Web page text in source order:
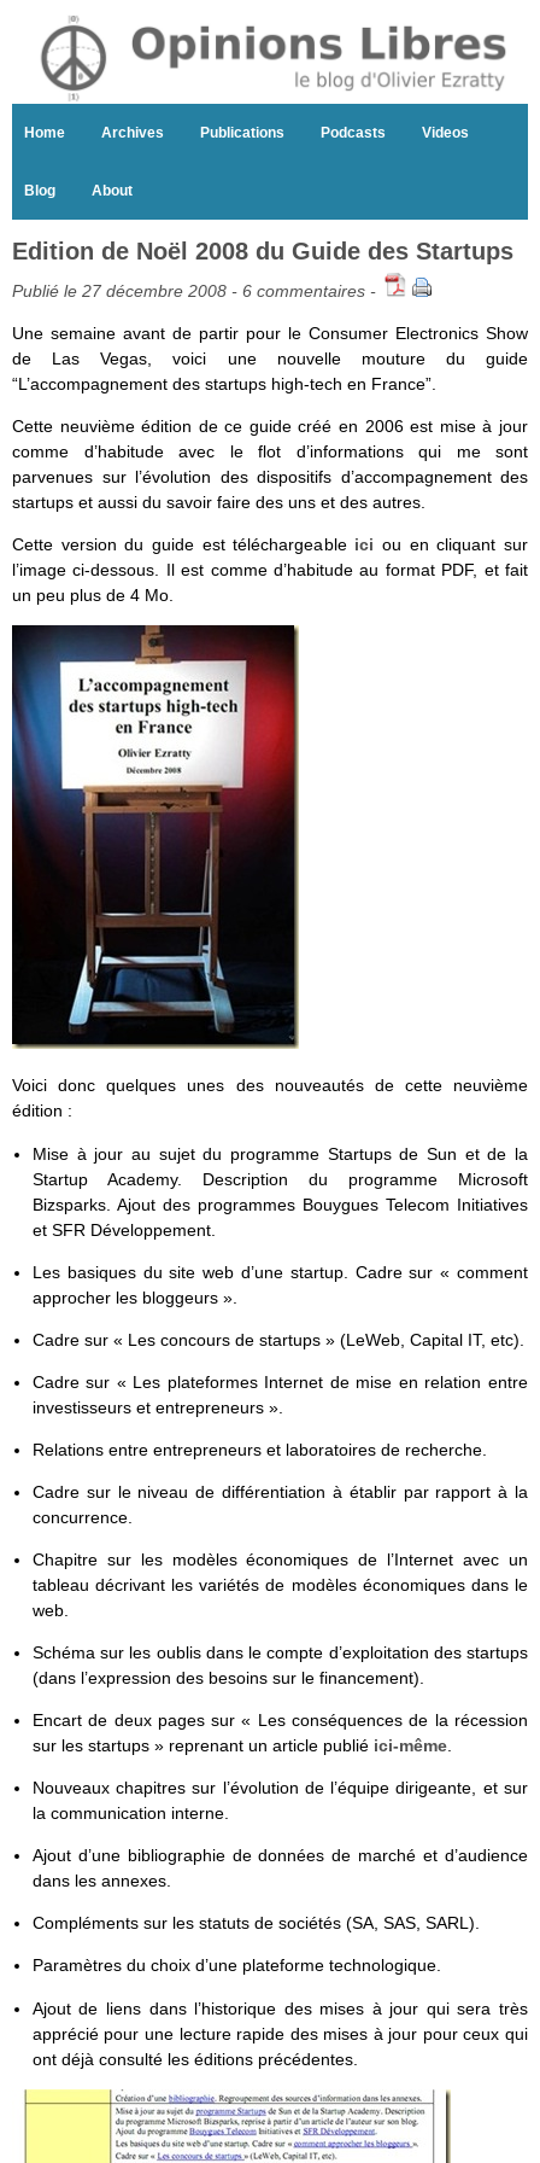
Home Archives Publications Podcasts Videos
Blog About
Edition de Noël 2008 du Guide des Startups
Publié le 27 décembre 2008 - 6 commentaires -
Une semaine avant de partir pour le Consumer Electronics Show
de Las Vegas, voici une nouvelle mouture du guide
“L’accompagnement des startups high-tech en France”.
Cette neuvième édition de ce guide créé en 2006 est mise à jour
comme d’habitude avec le flot d’informations qui me sont
parvenues sur l’évolution des dispositifs d’accompagnement des
startups et aussi du savoir faire des uns et des autres.
Cette version du guide est téléchargeable ici ou en cliquant sur
l’image ci-dessous. Il est comme d’habitude au format PDF, et fait
un peu plus de 4 Mo.
Voici donc quelques unes des nouveautés de cette neuvième
édition :
Mise à jour au sujet du programme Startups de Sun et de la
Startup Academy. Description du programme Microsoft
Bizsparks. Ajout des programmes Bouygues Telecom Initiatives
et SFR Développement.
Les basiques du site web d’une startup. Cadre sur « comment
approcher les bloggeurs ».
Cadre sur « Les concours de startups » (LeWeb, Capital IT, etc).
Cadre sur « Les plateformes Internet de mise en relation entre
investisseurs et entrepreneurs ».
Relations entre entrepreneurs et laboratoires de recherche.
Cadre sur le niveau de différentiation à établir par rapport à la
concurrence.
Chapitre sur les modèles économiques de l’Internet avec un
tableau décrivant les variétés de modèles économiques dans le
web.
Schéma sur les oublis dans le compte d’exploitation des startups
(dans l’expression des besoins sur le financement).
Encart de deux pages sur « Les conséquences de la récession
sur les startups » reprenant un article publié ici-même.
Nouveaux chapitres sur l’évolution de l’équipe dirigeante, et sur
la communication interne.
Ajout d’une bibliographie de données de marché et d’audience
dans les annexes.
Compléments sur les statuts de sociétés (SA, SAS, SARL).
Paramètres du choix d’une plateforme technologique.
Ajout de liens dans l’historique des mises à jour qui sera très
apprécié pour une lecture rapide des mises à jour pour ceux qui
ont déjà consulté les éditions précédentes.